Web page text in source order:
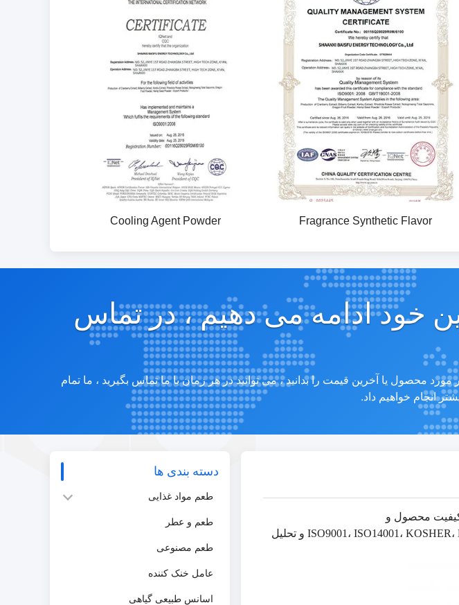
Cooling Agent Powder Fragrance Synthetic Flavor
خود ادامه می دهیم ، در تماس
محصول یا آخرین قیمت را بدانید ، می توانید در هر زمان با ما تماس بگیرید ، ما تمام
انجام خواهیم داد.
دسته بندی ها
طعم مواد غذایی
طعم و عطر
طعم مصنوعی
عامل خنک کننده
اسانس طبیعی گیاهی
محصول و
کنترل مدیریت محیط زیست. این شرکت گواهینامه های مختلفی مانند GPM چین، ISO9001، ISO14001، KOSHER، HALAL و تحلیل